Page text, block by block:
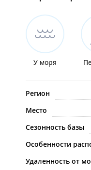
У моря
Регион
Место
Сезонность базы
Особенности
Удаленность от